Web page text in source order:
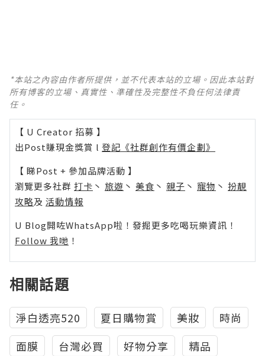
*本站之內容由作者所提供，並不代表本站的立場。因此本站對
所有博客的立場、真實性、準確性及完整性不負任何法律責
任。
【 U Creator 招募 】
出Post賺現金獎賞 l 登記《社群創作有價企劃》
【 睇Post + 參加品牌活動 】
瀏覽更多社群 打卡 丶 旅遊 丶 美食 丶 親子 丶 寵物 丶 扮靚
攻略及 活動情報
U Blog開咗WhatsApp啦！發掘更多吃喝玩樂資訊！
Follow 我哋 ！
相關話題
淨白透亮520 夏日購物賞 美妝
時尚
面膜
台灣必買 好物分享 精品